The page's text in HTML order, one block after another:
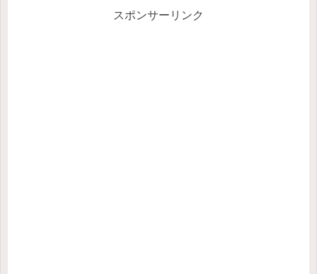
と...
スポンサーリンク